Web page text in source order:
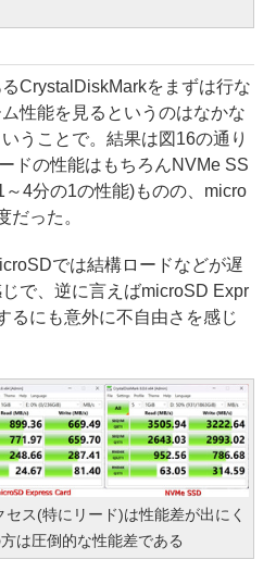
CrystalDiskMarkをまずは行な
性能を見るというのはなかな
うことで。結果は図16の通り
ドの性能はもちろんNVMe SS
4分の1の性能)ものの、micro
だった。
では結構ロードなどが遅
で、逆に言えばmicroSD Expr
るにも意外に不自由さを感じ
セス(特にリード)は性能差が出にく
は圧倒的な性能差である